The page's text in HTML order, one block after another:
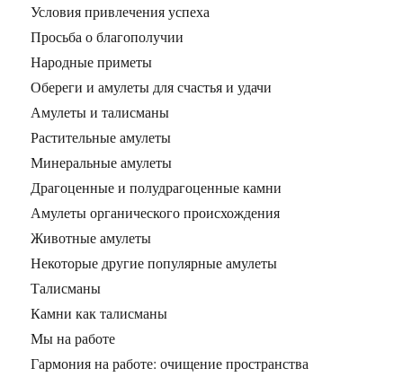
Условия привлечения успеха
Просьба о благополучии
Народные приметы
Обереги и амулеты для счастья и удачи
Амулеты и талисманы
Растительные амулеты
Минеральные амулеты
Драгоценные и полудрагоценные камни
Амулеты органического происхождения
Животные амулеты
Некоторые другие популярные амулеты
Талисманы
Камни как талисманы
Мы на работе
Гармония на работе: очищение пространства